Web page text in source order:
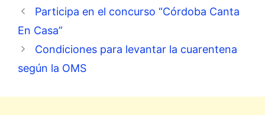
Participa en el concurso “Córdoba Canta
En Casa”
Condiciones para levantar la cuarentena
según la OMS